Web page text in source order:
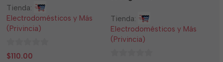
Tienda:
Electrodomésticos y Más
(Privincia)
0
$110.00
Tienda:
Electrodomésticos y Más
(Privincia)